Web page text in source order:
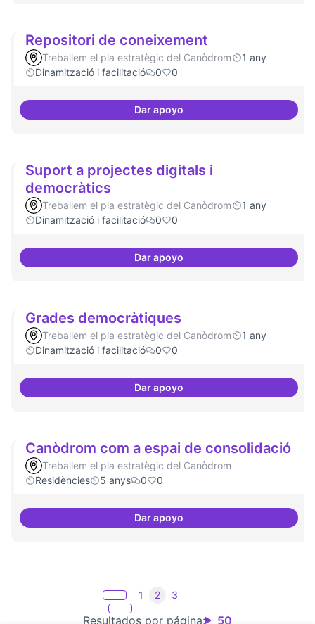
Repositori de coneixement
Treballem el pla estratègic del Canòdrom
1 any
Dinamització i facilitació
0 0
Dar apoyoRepositori de coneixement
Suport a projectes digitals i
democràtics
Treballem el pla estratègic del Canòdrom
1 any
Dinamització i facilitació
0 0
Dar apoyoSuport a projectes digitals i
Grades democràtiques
Treballem el pla estratègic del Canòdrom
1 any
Dinamització i facilitació
0 0
Dar apoyoGrades democràtiques
Canòdrom com a espai de consolidació
Treballem el pla estratègic del Canòdrom
Residències
5 anys 0 0
Dar apoyoCanòdrom com a espai de
Resultados por página: 50
1 2 3